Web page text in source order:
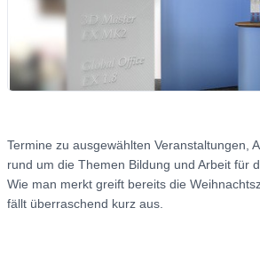
Termine zu ausgewählten Veranstaltungen,
rund um die Themen Bildung und Arbeit für
Wie man merkt greift bereits die
fällt überraschend kurz aus.